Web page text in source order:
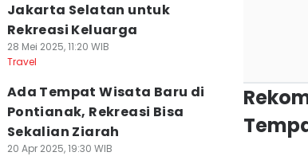
Jakarta Selatan untuk
Rekreasi Keluarga
28 Mei 2025, 11:20 WIB
Travel
Ada Tempat Wisata Baru di
Pontianak, Rekreasi Bisa
Sekalian Ziarah
20 Apr 2025, 19:30 WIB